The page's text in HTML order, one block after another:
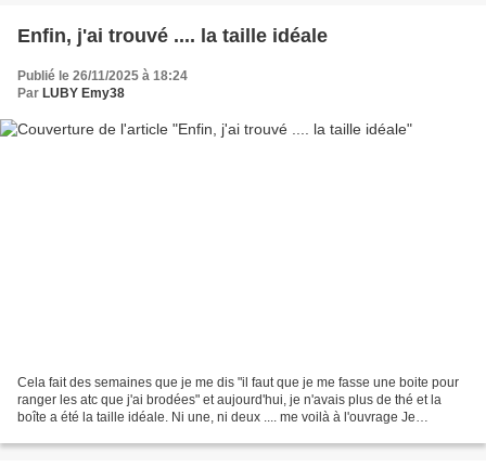
Enfin, j'ai trouvé .... la taille idéale
Publié le 26/11/2025 à 18:24
Par LUBY Emy38
Cela fait des semaines que je me dis "il faut que je me fasse une boite pour
ranger les atc que j'ai brodées" et aujourd'hui, je n'avais plus de thé et la
boîte a été la taille idéale. Ni une, ni deux .... me voilà à l'ouvrage Je